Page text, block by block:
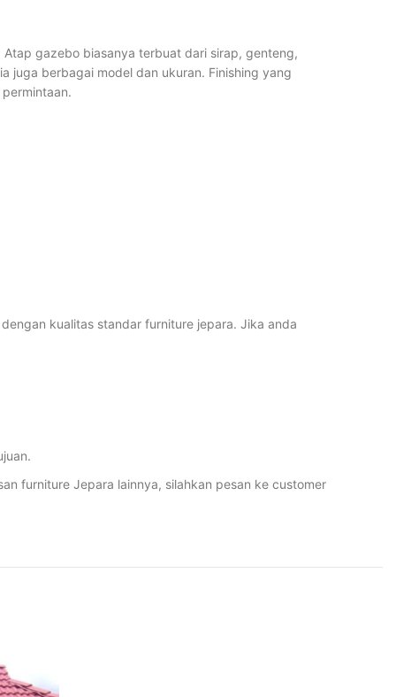
gazebo biasanya terbuat dari sirap, genteng,
juga berbagai model dan ukuran. Finishing yang
kualitas standar furniture jepara. Jika anda
furniture Jepara lainnya, silahkan pesan ke customer